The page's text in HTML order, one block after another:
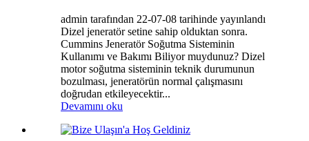
admin tarafından 22-07-08 tarihinde yayınlandı
Dizel jeneratör setine sahip olduktan sonra.
Cummins Jeneratör Soğutma Sisteminin
Kullanımı ve Bakımı Biliyor muydunuz? Dizel
motor soğutma sisteminin teknik durumunun
bozulması, jeneratörün normal çalışmasını
doğrudan etkileyecektir...
Devamını oku